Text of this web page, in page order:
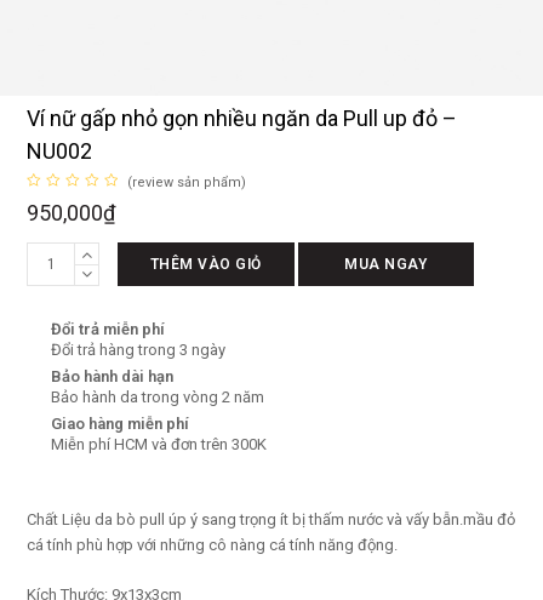
Ví nữ gấp nhỏ gọn nhiều ngăn da Pull up đỏ –
NU002
xếp
hạng
0
sao
(review sản phẩm)
950,000₫
nhỏ
gọn
nhiều
ngăn
đỏ
số
THÊM VÀO GIỎ MUA NGAY
Đổi trả miễn phí
Đổi trả hàng trong 3 ngày
Bảo hành dài hạn
Bảo hành da trong vòng 2 năm
Giao hàng miễn phí
Miễn phí HCM và đơn trên 300K
Chất Liệu da bò pull úp ý sang trọng ít bị thấm nước và vấy bẫn.mầu đỏ
cá tính phù hợp với những cô nàng cá tính năng động.
Kích Thước: 9x13x3cm